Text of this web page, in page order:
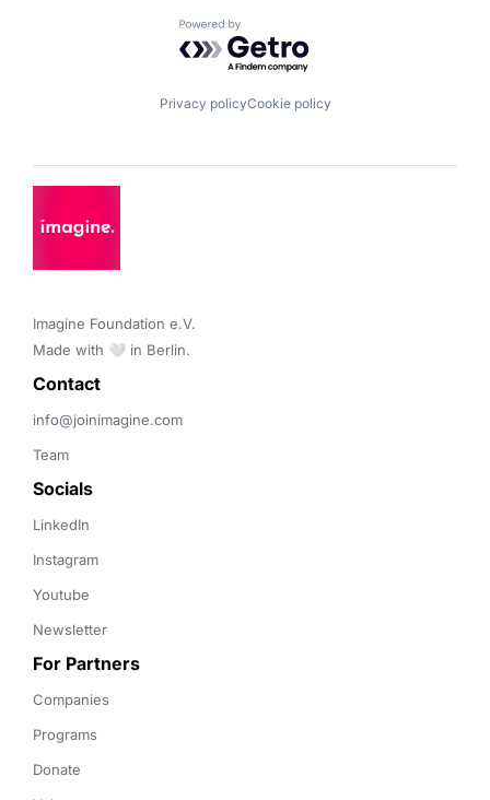
Powered by Getro.com
Privacy policyCookie policy
Imagine Foundation e.V.
Made with 🤍 in Berlin.
Contact
info@joinimagine.com
Team
Socials
LinkedIn
Instagram
Youtube
Newsletter
For Partners
Companies
Programs
Donate